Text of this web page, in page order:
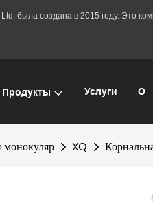
была создана в 2015 году. Это
Продукты Услуги О
XQ